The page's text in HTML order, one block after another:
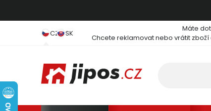
CZ SK Máte
Chcete reklamovat nebo vrátit zboží